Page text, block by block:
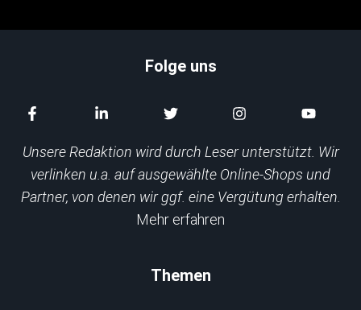
Folge uns
Unsere Redaktion wird durch Leser unterstützt. Wir
verlinken u.a. auf ausgewählte Online-Shops und
Partner, von denen wir ggf. eine Vergütung erhalten.
Mehr erfahren
Themen